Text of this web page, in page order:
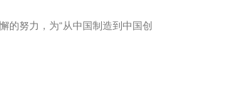
的努力，为“从中国制造到中国创